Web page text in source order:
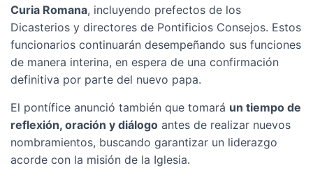
Curia Romana, incluyendo prefectos de los
Dicasterios y directores de Pontificios Consejos. Estos
funcionarios continuarán desempeñando sus funciones
de manera interina, en espera de una confirmación
definitiva por parte del nuevo papa.
El pontífice anunció también que tomará un tiempo de
reflexión, oración y diálogo antes de realizar nuevos
nombramientos, buscando garantizar un liderazgo
acorde con la misión de la Iglesia.